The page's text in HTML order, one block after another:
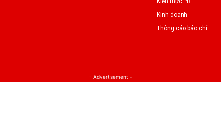
Kinh doanh
Thông cáo báo chí
- Advertisement -